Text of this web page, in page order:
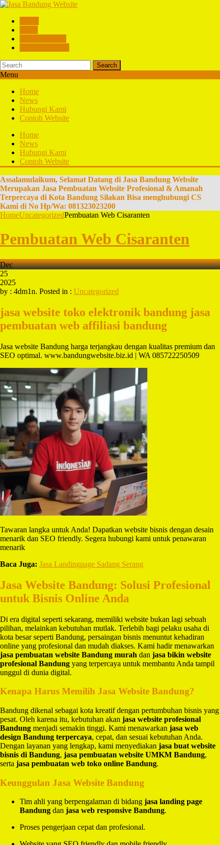
Search
Menu
Home
News
Hubungi Kami
Contoh Website
Home
News
Hubungi Kami
Contoh Website
Assalamulaikum, Selamat Datang di Jasa Bandung Website
Merupakan Jasa Pembuatan Website Profesional & Amanah
Terpercaya di Kota Bandung Silakan Bisa menghubungi CS
Kami di No Hp/Wa: 081323023200
HomeUncategorizedPembuatan Web Cisaranten
Pembuatan Web Cisaranten
Dec
25
2025
by : 4dm1n. Posted in : Uncategorized
jasa website toko elektronik bandung jasa
pembuatan web affiliasi bandung
Jasa website Bandung harga terjangkau dengan kualitas premium dan
SEO optimal. www.bandungwebsite.biz.id | WA 085722250509
Tawaran langka untuk Anda! Dapatkan website bisnis dengan desain
menarik dan SEO friendly. Segera hubungi kami untuk penawaran
menarik
Baca Juga: Jasa Landingpage Sadang Serang
Jasa Website Bandung: Solusi Profesional
untuk Bisnis Online Anda
Di era digital seperti sekarang, memiliki website bukan lagi sebuah
pilihan, melainkan kebutuhan mutlak. Terlebih bagi pelaku usaha di
kota besar seperti Bandung, persaingan bisnis menuntut kehadiran
online yang profesional dan mudah diakses. Kami hadir menawarkan
jasa pembuatan website Bandung murah dan jasa bikin website
profesional Bandung yang terpercaya untuk membantu Anda tampil
unggul di dunia digital.
Kenapa Harus Memilih Jasa Website Bandung?
Bandung dikenal sebagai kota kreatif dengan pertumbuhan bisnis yang
pesat. Oleh karena itu, kebutuhan akan jasa website profesional
Bandung menjadi semakin tinggi. Kami menawarkan jasa web
design Bandung terpercaya, cepat, dan sesuai kebutuhan Anda.
Dengan layanan yang lengkap, kami menyediakan jasa buat website
bisnis di Bandung, jasa pembuatan website UMKM Bandung,
serta jasa pembuatan web toko online Bandung.
Keunggulan Jasa Website Bandung
Tim ahli yang berpengalaman di bidang jasa landing page
Bandung dan jasa web responsive Bandung.
Proses pengerjaan cepat dan profesional.